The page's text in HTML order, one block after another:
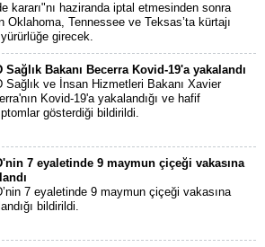
kararı"nı haziranda iptal etmesinden sonra
Oklahoma, Tennessee ve Teksas’ta kürtajı
girecek.
Sağlık Bakanı Becerra Kovid-19'a yakalandı
Sağlık ve İnsan Hizmetleri Bakanı Xavier
Kovid-19'a yakalandığı ve hafif
gösterdiği bildirildi.
7 eyaletinde 9 maymun çiçeği vakasına
7 eyaletinde 9 maymun çiçeği vakasına
bildirildi.